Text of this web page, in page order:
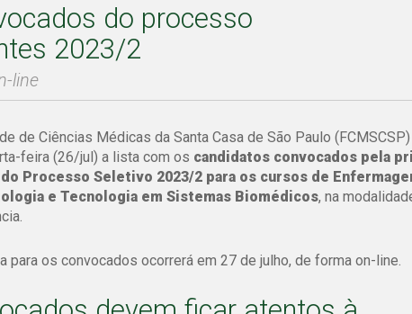
do processo
2023/2
line
de Ciências Médicas da Santa Casa de São Paulo
feira (26/jul) a lista com os candidatos convocados pela
do Processo Seletivo 2023/2 para os cursos de
e Tecnologia em Sistemas Biomédicos, na
para os convocados ocorrerá em 27 de julho, de forma on-line.